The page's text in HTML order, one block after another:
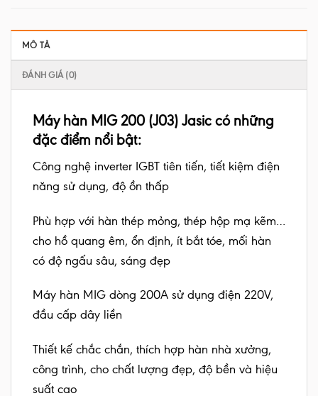
MÔ TẢ
ĐÁNH GIÁ (0)
Máy hàn MIG 200 (J03) Jasic có những
đặc điểm nổi bật:
Công nghệ inverter IGBT tiên tiến, tiết kiệm điện
năng sử dụng, độ ồn thấp
Phù hợp với hàn thép mỏng, thép hộp mạ kẽm…
cho hồ quang êm, ổn định, ít bắt tóe, mối hàn
có độ ngấu sâu, sáng đẹp
Máy hàn MIG dòng 200A sử dụng điện 220V,
đầu cấp dây liền
Thiết kế chắc chắn, thích hợp hàn nhà xưởng,
công trình, cho chất lượng đẹp, độ bền và hiệu
suất cao